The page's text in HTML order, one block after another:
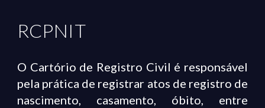
RCPNIT
O Cartório de Registro Civil é responsável
pela prática de registrar atos de registro de
nascimento, casamento, óbito, entre